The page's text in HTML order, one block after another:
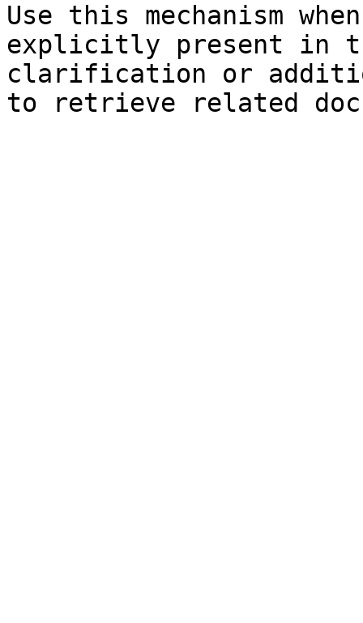
Use this mechanism
explicitly present in
clarification or